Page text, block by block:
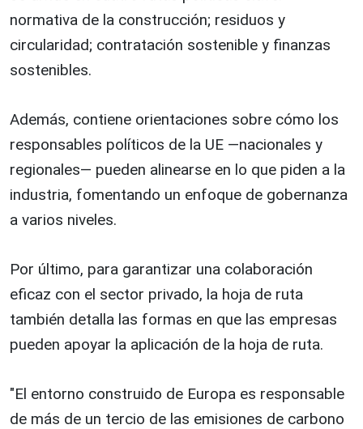
normativa de la construcción; residuos y
circularidad; contratación sostenible y finanzas
sostenibles.
Además, contiene orientaciones sobre cómo los
responsables políticos de la UE —nacionales y
regionales— pueden alinearse en lo que piden a la
industria, fomentando un enfoque de gobernanza
a varios niveles.
Por último, para garantizar una colaboración
eficaz con el sector privado, la hoja de ruta
también detalla las formas en que las empresas
pueden apoyar la aplicación de la hoja de ruta.
"El entorno construido de Europa es responsable
de más de un tercio de las emisiones de carbono